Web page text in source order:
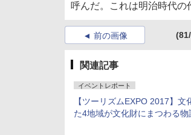
呼んだ。これは明治時代の
前の画像
関連記事
イベントレポート
【ツーリズムEXPO 2017】
た4地域が文化財にまつわる物